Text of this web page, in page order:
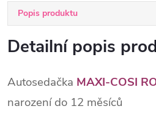
Popis produktu
Detailní popis
Autosedačka MAXI-COSI
narození do 12 měsíců